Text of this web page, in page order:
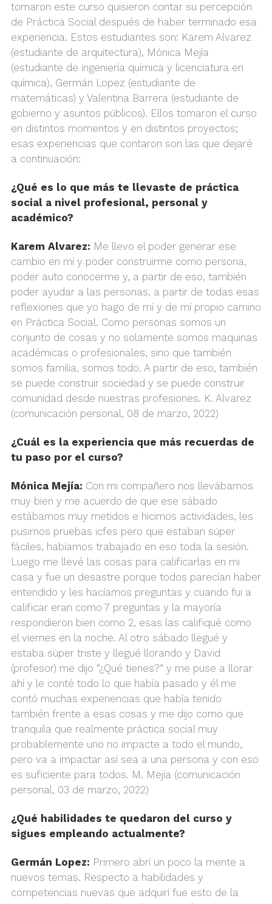
tomaron este curso quisieron contar su percepción
de Práctica Social después de haber terminado esa
experiencia. Estos estudiantes son: Karem Alvarez
(estudiante de arquitectura), Mónica Mejía
(estudiante de ingeniería química y licenciatura en
química), Germán Lopez (estudiante de
matemáticas) y Valentina Barrera (estudiante de
gobierno y asuntos públicos). Ellos tomaron el curso
en distintos momentos y en distintos proyectos;
esas experiencias que contaron son las que dejaré
a continuación:
¿Qué es lo que más te llevaste de práctica
social a nivel profesional, personal y
académico?
Karem Alvarez: Me llevo el poder generar ese
cambio en mí y poder construirme como persona,
poder auto conocerme y, a partir de eso, también
poder ayudar a las personas, a partir de todas esas
reflexiones que yo hago de mí y de mí propio camino
en Práctica Social. Como personas somos un
conjunto de cosas y no solamente somos maquinas
académicas o profesionales, sino que también
somos familia, somos todo. A partir de eso, también
se puede construir sociedad y se puede construir
comunidad desde nuestras profesiones. K. Alvarez
(comunicación personal, 08 de marzo, 2022)
¿Cuál es la experiencia que más recuerdas de
tu paso por el curso?
Mónica Mejía: Con mi compañero nos llevábamos
muy bien y me acuerdo de que ese sábado
estábamos muy metidos e hicimos actividades, les
pusimos pruebas icfes pero que estaban súper
fáciles, habíamos trabajado en eso toda la sesión.
Luego me llevé las cosas para calificarlas en mi
casa y fue un desastre porque todos parecían haber
entendido y les hacíamos preguntas y cuando fui a
calificar eran como 7 preguntas y la mayoría
respondieron bien como 2, esas las califiqué como
el viernes en la noche. Al otro sábado llegué y
estaba súper triste y llegué llorando y David
(profesor) me dijo “¿Qué tienes?” y me puse a llorar
ahí y le conté todo lo que había pasado y él me
contó muchas experiencias que había tenido
también frente a esas cosas y me dijo como que
tranquila que realmente práctica social muy
probablemente uno no impacte a todo el mundo,
pero va a impactar así sea a una persona y con eso
es suficiente para todos. M. Mejía (comunicación
personal, 03 de marzo, 2022)
¿Qué habilidades te quedaron del curso y
sigues empleando actualmente?
Germán Lopez: Primero abrí un poco la mente a
nuevos temas. Respecto a habilidades y
competencias nuevas que adquirí fue esto de la